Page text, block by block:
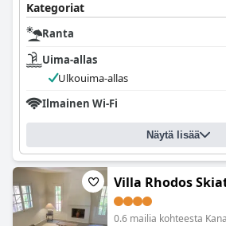
Kategoriat
Ranta
Uima-allas
Ulkouima-allas
Ilmainen Wi-Fi
Näytä lisää
Villa Rhodos
0.6 mailia kohteesta